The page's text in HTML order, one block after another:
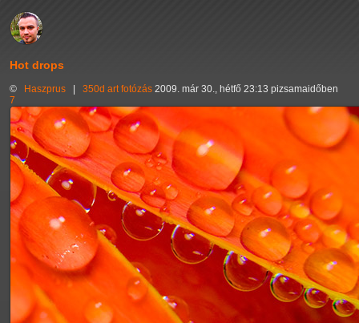
Hot drops
© Haszprus | 350d art fotózás 2009. már 30., hétfő 23:13 pizsamaidőben
7